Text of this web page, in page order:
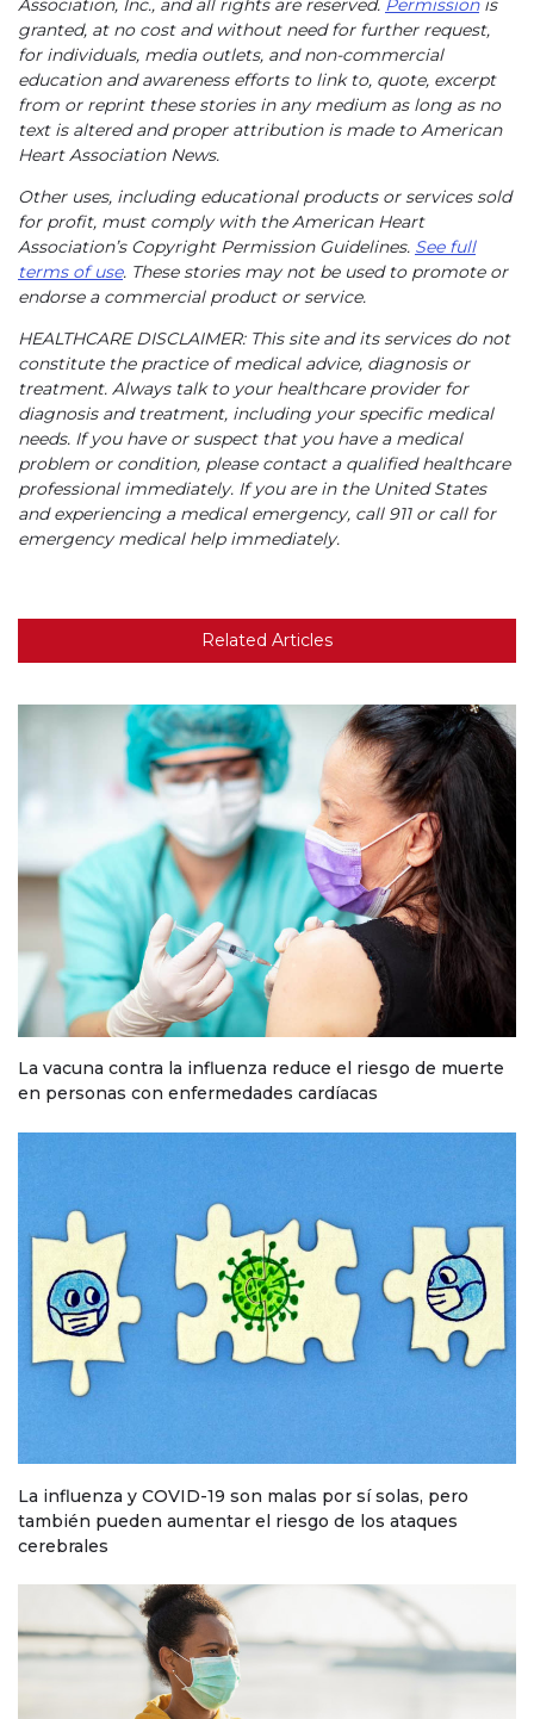
Association, Inc., and all rights are reserved. Permissionis
granted, at no cost and without need for further request,
for individuals, media outlets, and non-commercial
education and awareness efforts to link to, quote, excerpt
from or reprint these stories in any medium as long as no
text is altered and proper attribution is made to American
Heart Association News.
Other uses, including educational products or services sold
for profit, must comply with the American Heart
Association’s Copyright Permission Guidelines. See full
terms of use. These stories may not be used to promote or
endorse a commercial product or service.
HEALTHCARE DISCLAIMER: This site and its services do not
constitute the practice of medical advice, diagnosis or
treatment. Always talk to your healthcare provider for
diagnosis and treatment, including your specific medical
needs. If you have or suspect that you have a medical
problem or condition, please contact a qualified healthcare
professional immediately. If you are in the United States
and experiencing a medical emergency, call 911 or call for
emergency medical help immediately.
Related Articles
La vacuna contra la influenza reduce el riesgo de muerte
en personas con enfermedades cardíacas
La influenza y COVID-19 son malas por sí solas, pero
también pueden aumentar el riesgo de los ataques
cerebrales